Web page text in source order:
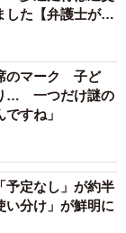
した【弁護士が解
のマーク 子ど
… 一つだけ謎の
すね」
予定なし」が約半
分け」が鮮明に